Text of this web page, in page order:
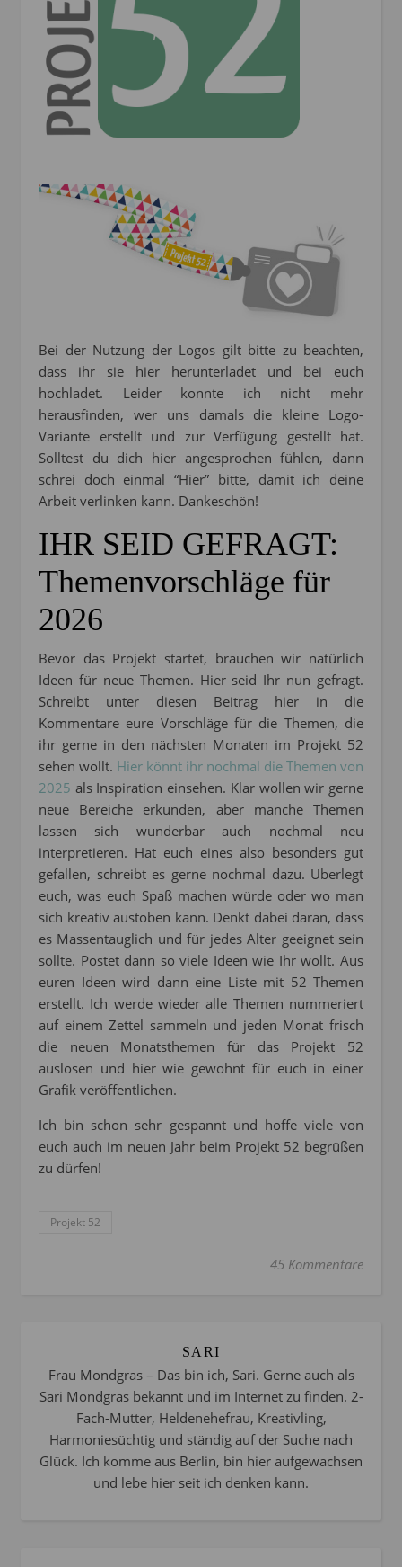
Bei der Nutzung der Logos gilt bitte zu beachten,
dass ihr sie hier herunterladet und bei euch
hochladet. Leider konnte ich nicht mehr
herausfinden, wer uns damals die kleine Logo-
Variante erstellt und zur Verfügung gestellt hat.
Solltest du dich hier angesprochen fühlen, dann
schrei doch einmal “Hier” bitte, damit ich deine
Arbeit verlinken kann. Dankeschön!
IHR SEID GEFRAGT:
Themenvorschläge für
2026
Bevor das Projekt startet, brauchen wir natürlich
Ideen für neue Themen. Hier seid Ihr nun gefragt.
Schreibt unter diesen Beitrag hier in die
Kommentare eure Vorschläge für die Themen, die
ihr gerne in den nächsten Monaten im Projekt 52
sehen wollt. Hier könnt ihr nochmal die Themen von
2025 als Inspiration einsehen. Klar wollen wir gerne
neue Bereiche erkunden, aber manche Themen
lassen sich wunderbar auch nochmal neu
interpretieren. Hat euch eines also besonders gut
gefallen, schreibt es gerne nochmal dazu. Überlegt
euch, was euch Spaß machen würde oder wo man
sich kreativ austoben kann. Denkt dabei daran, dass
es Massentauglich und für jedes Alter geeignet sein
sollte. Postet dann so viele Ideen wie Ihr wollt. Aus
euren Ideen wird dann eine Liste mit 52 Themen
erstellt. Ich werde wieder alle Themen nummeriert
auf einem Zettel sammeln und jeden Monat frisch
die neuen Monatsthemen für das Projekt 52
auslosen und hier wie gewohnt für euch in einer
Grafik veröffentlichen.
Ich bin schon sehr gespannt und hoffe viele von
euch auch im neuen Jahr beim Projekt 52 begrüßen
zu dürfen!
Projekt 52
45 Kommentare
SARI
Frau Mondgras – Das bin ich, Sari. Gerne auch als
Sari Mondgras bekannt und im Internet zu finden. 2-
Fach-Mutter, Heldenehefrau, Kreativling,
Harmoniesüchtig und ständig auf der Suche nach
Glück. Ich komme aus Berlin, bin hier aufgewachsen
und lebe hier seit ich denken kann.